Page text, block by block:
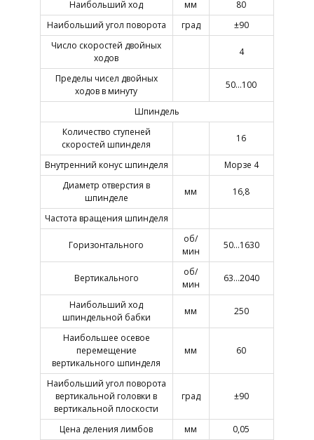
Наибольший ход мм
80
Наибольший угол поворота
град
±90
Число скоростей двойных
ходов
4
Пределы чисел двойных
ходов в минуту
50…100
Шпиндель
Количество ступеней
скоростей шпинделя
16
Внутренний конус шпинделя
Морзе 4
Диаметр отверстия в
шпинделе
мм 16,8
Частота вращения шпинделя
Горизонтального
об/
мин
50…1630
Вертикального
об/
мин
63…2040
Наибольший ход
шпиндельной бабки
мм 250
Наибольшее осевое
перемещение
вертикального шпинделя
мм 60
Наибольший угол поворота
вертикальной головки в
вертикальной плоскости
град ±90
Цена деления лимбов мм
0,05